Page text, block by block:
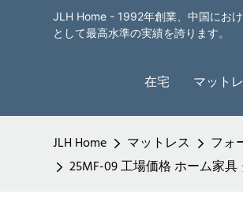
JLH Home - 1992年創業、中国にお
として最高水準の実績を誇ります。
在宅 マット
JLH Home マットレス
フォ
25MF-09 工場価格 ホーム家